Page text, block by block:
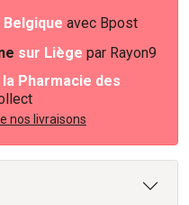
Belgique avec Bpost
sur Liège par Rayon9
la Pharmacie des
nos livraisons